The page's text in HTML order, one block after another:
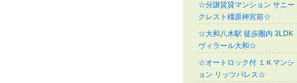
☆分譲賃貸マンション サニー
クレスト橿原神宮前☆
☆大和八木駅 徒歩圏内 3LDK
ヴィラール大和☆
☆オートロック付 １Ｋマンシ
ョン リッツパレス☆